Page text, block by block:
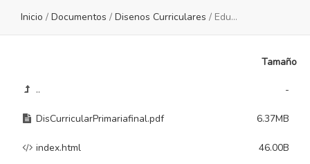
Inicio / Documentos / Disenos Curriculares / Educacion Primaria
Tamaño
.. -
DisCurricularPrimariafinal.pdf 6.37MB
index.html 46.00B